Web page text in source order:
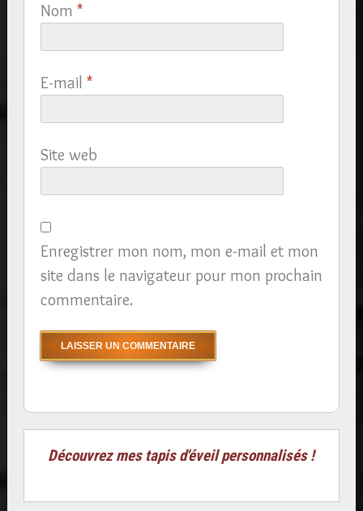
Nom *
E-mail *
Site web
Enregistrer mon nom, mon e-mail et mon
site dans le navigateur pour mon prochain
commentaire.
Découvrez mes tapis d'éveil personnalisés !